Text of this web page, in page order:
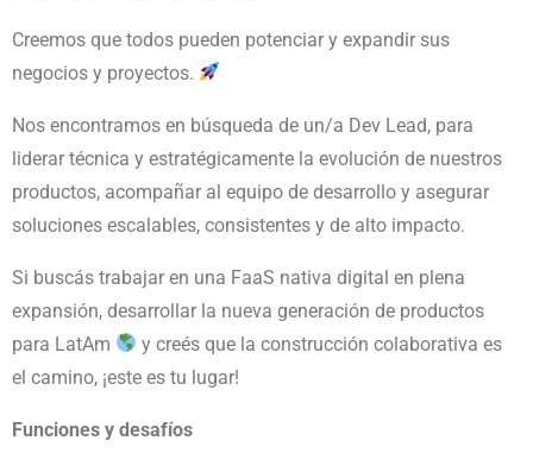
Creemos que todos pueden potenciar y expandir sus
negocios y proyectos.
Nos encontramos en búsqueda de un/a Dev Lead, para
liderar técnica y estratégicamente la evolución de nuestros
productos, acompañar al equipo de desarrollo y asegurar
soluciones escalables, consistentes y de alto impacto.
Si buscás trabajar en una FaaS nativa digital en plena
expansión, desarrollar la nueva generación de productos
para LatAm
y creés que la construcción colaborativa es
el camino, ¡este es tu lugar!
Funciones y desafíos